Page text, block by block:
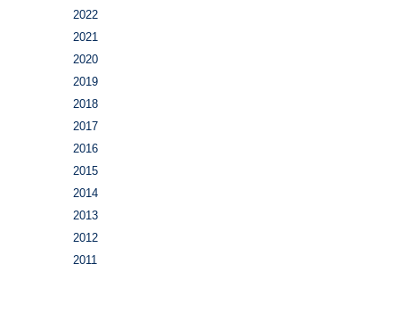
2022
2021
2020
2019
2018
2017
2016
2015
2014
2013
2012
2011